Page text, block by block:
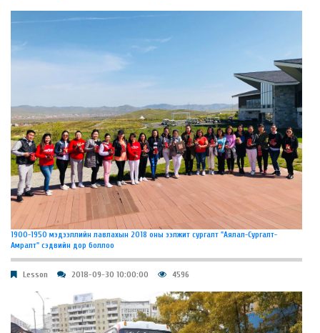
1900-1950 мэдээллийн лавлахын 2018 оны ээлжит сургалт "Аялал-Сургалт-
Амралт" сэдвийн дор боллоо
Lesson 2018-09-30 10:00:00 4596